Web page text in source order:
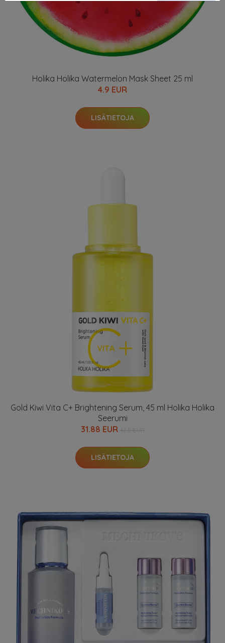
Holika Holika Watermelon Mask Sheet 25 ml
4.9 EUR
LISÄTIETOJA
Gold Kiwi Vita C+ Brightening Serum, 45 ml Holika Holika
Seerumi
31.88 EUR
LISÄTIETOJA